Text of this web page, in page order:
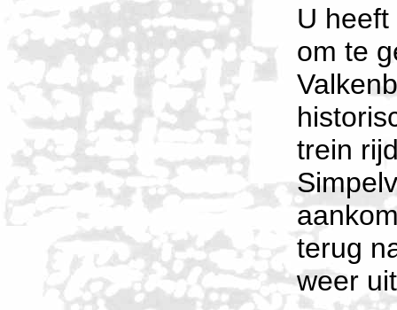
U
om te
trein
terug
weer